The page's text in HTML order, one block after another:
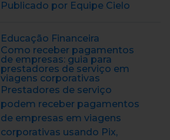
Publicado por Equipe Cielo
Educação Financeira
Como receber pagamentos
de empresas: guia para
prestadores de serviço em
viagens corporativas
Prestadores de serviço
podem receber pagamentos
de empresas em viagens
corporativas usando Pix,